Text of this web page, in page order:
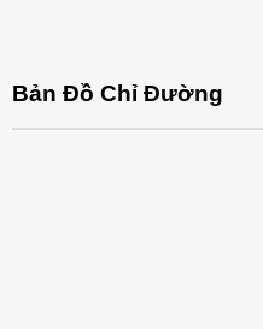
Bản Đồ Chỉ Đường